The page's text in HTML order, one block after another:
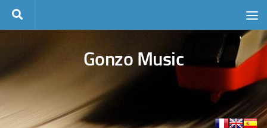
Skip to content
Gonzo Music